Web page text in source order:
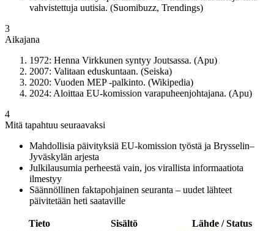
vahvistettuja uutisia. (Suomibuzz, Trendings)
3
Aikajana
1972: Henna Virkkunen syntyy Joutsassa. (Apu)
2007: Valitaan eduskuntaan. (Seiska)
2020: Vuoden MEP -palkinto. (Wikipedia)
2024: Aloittaa EU-komission varapuheenjohtajana. (Apu)
4
Mitä tapahtuu seuraavaksi
Mahdollisia päivityksiä EU-komission työstä ja Brysselin–
Jyväskylän arjesta
Julkilausumia perheestä vain, jos virallista informaatiota
ilmestyy
Säännöllinen faktapohjainen seuranta – uudet lähteet
päivitetään heti saataville
Tieto Sisältö
Lähde / Status